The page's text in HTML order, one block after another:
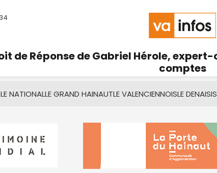
de Réponse de Gabriel Hérole,
comptes
LE NATIONALLE GRAND HAINAUTLE VALENCIENNOISLE DENAISIS